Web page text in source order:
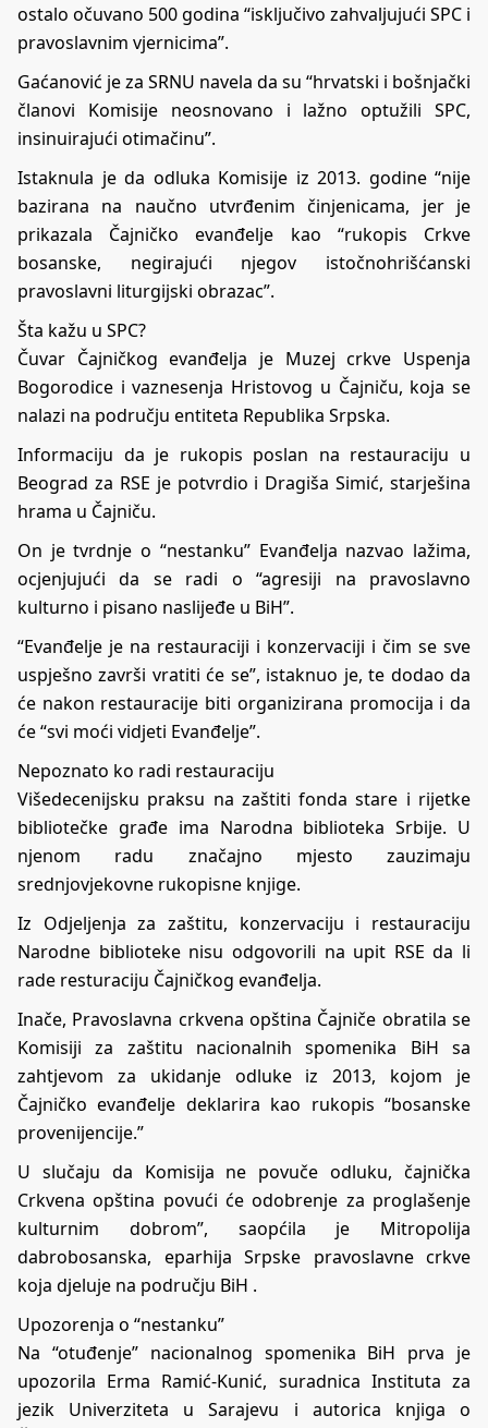
ostalo očuvano 500 godina “isključivo zahvaljujući SPC i
pravoslavnim vjernicima”.
Gaćanović je za SRNU navela da su “hrvatski i bošnjački
članovi Komisije neosnovano i lažno optužili SPC,
insinuirajući otimačinu”.
Istaknula je da odluka Komisije iz 2013. godine “nije
bazirana na naučno utvrđenim činjenicama, jer je
prikazala Čajničko evanđelje kao “rukopis Crkve
bosanske, negirajući njegov istočnohrišćanski
pravoslavni liturgijski obrazac”.
Šta kažu u SPC?
Čuvar Čajničkog evanđelja je Muzej crkve Uspenja
Bogorodice i vaznesenja Hristovog u Čajniču, koja se
nalazi na području entiteta Republika Srpska.
Informaciju da je rukopis poslan na restauraciju u
Beograd za RSE je potvrdio i Dragiša Simić, starješina
hrama u Čajniču.
On je tvrdnje o “nestanku” Evanđelja nazvao lažima,
ocjenjujući da se radi o “agresiji na pravoslavno
kulturno i pisano naslijeđe u BiH”.
“Evanđelje je na restauraciji i konzervaciji i čim se sve
uspješno završi vratiti će se”, istaknuo je, te dodao da
će nakon restauracije biti organizirana promocija i da
će “svi moći vidjeti Evanđelje”.
Nepoznato ko radi restauraciju
Višedecenijsku praksu na zaštiti fonda stare i rijetke
bibliotečke građe ima Narodna biblioteka Srbije. U
njenom radu značajno mjesto zauzimaju
srednjovjekovne rukopisne knjige.
Iz Odjeljenja za zaštitu, konzervaciju i restauraciju
Narodne biblioteke nisu odgovorili na upit RSE da li
rade resturaciju Čajničkog evanđelja.
Inače, Pravoslavna crkvena opština Čajniče obratila se
Komisiji za zaštitu nacionalnih spomenika BiH sa
zahtjevom za ukidanje odluke iz 2013, kojom je
Čajničko evanđelje deklarira kao rukopis “bosanske
provenijencije.”
U slučaju da Komisija ne povuče odluku, čajnička
Crkvena opština povući će odobrenje za proglašenje
kulturnim dobrom”, saopćila je Mitropolija
dabrobosanska, eparhija Srpske pravoslavne crkve
koja djeluje na području BiH .
Upozorenja o “nestanku”
Na “otuđenje” nacionalnog spomenika BiH prva je
upozorila Erma Ramić-Kunić, suradnica Instituta za
jezik Univerziteta u Sarajevu i autorica knjiga o